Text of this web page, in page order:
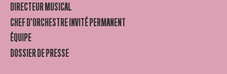
DIRECTEUR MUSICAL
CHEF D’ORCHESTRE INVITÉ PERMANENT
ÉQUIPE
DOSSIER DE PRESSE